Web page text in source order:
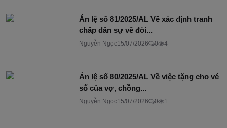
Án lệ số 81/2025/AL Về xác định tranh
chấp dân sự về đòi...
Nguyễn Ngọc15/07/2026 0 4
Án lệ số 80/2025/AL Về việc tặng cho vé
số của vợ, chồng...
Nguyễn Ngọc15/07/2026 0 1